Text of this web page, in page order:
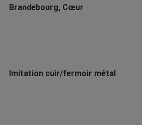
Brandebourg, Cœur
Imitation cuir/fermoir métal